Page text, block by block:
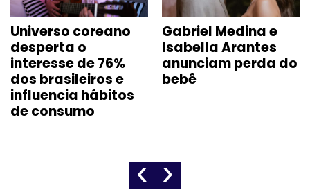
Universo coreano
desperta o
interesse de 76%
dos brasileiros e
influencia hábitos
de consumo
Gabriel Medina e
Isabella Arantes
anunciam perda do
bebê
‹ ›